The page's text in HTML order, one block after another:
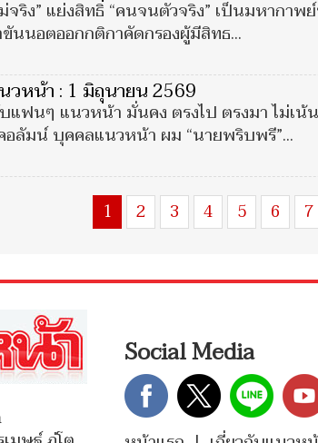
จริง” แย่งสิทธิ “คนจนตัวจริง” เป็นมหากาพ
นนอตออกกติกาคัดกรองผู้มีสิทธ...
วหน้า : 1 มิถุนายน 2569
แฟนๆ แนวหน้า มั่นคง ตรงไป ตรงมา ไม่เน้
ลัมน์ บุคคลแนวหน้า ผม “นายพริบพรี”...
1
2 3 4 5 6 7
Social Media